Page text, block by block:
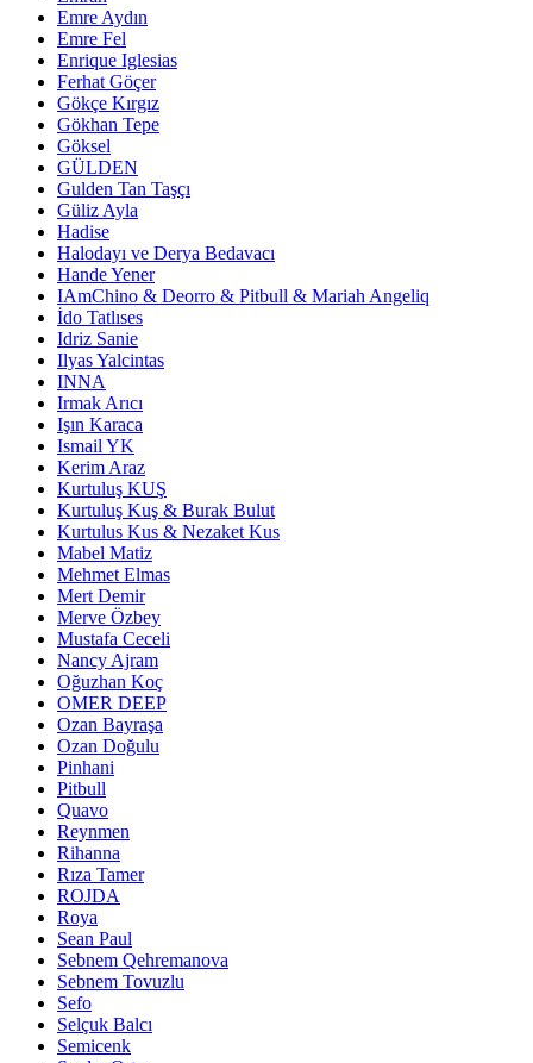
Emre Aydın
Emre Fel
Enrique Iglesias
Ferhat Göçer
Gökçe Kırgız
Gökhan Tepe
Göksel
GÜLDEN
Gulden Tan Taşçı
Güliz Ayla
Hadise
Halodayı ve Derya Bedavacı
Hande Yener
IAmChino & Deorro & Pitbull & Mariah Angeliq
İdo Tatlıses
Idriz Sanie
Ilyas Yalcintas
INNA
Irmak Arıcı
Işın Karaca
Ismail YK
Kerim Araz
Kurtuluş KUŞ
Kurtuluş Kuş & Burak Bulut
Kurtulus Kus & Nezaket Kus
Mabel Matiz
Mehmet Elmas
Mert Demir
Merve Özbey
Mustafa Ceceli
Nancy Ajram
Oğuzhan Koç
OMER DEEP
Ozan Bayraşa
Ozan Doğulu
Pinhani
Pitbull
Quavo
Reynmen
Rihanna
Rıza Tamer
ROJDA
Roya
Sean Paul
Sebnem Qehremanova
Sebnem Tovuzlu
Sefo
Selçuk Balcı
Semicenk